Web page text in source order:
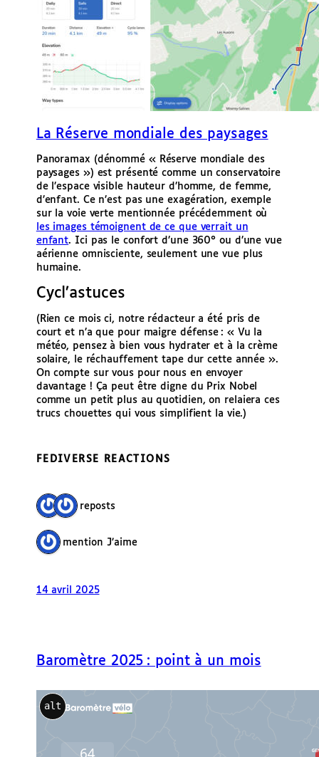
La Réserve mondiale des paysages
Panoramax (dénommé « Réserve mondiale des
paysages ») est présenté comme un conservatoire
de l’espace visible hauteur d’homme, de femme,
d’enfant. Ce n’est pas une exagération, exemple
sur la voie verte mentionnée précédemment où
les images témoignent de ce que verrait un
enfant. Ici pas le confort d’une 360° ou d’une vue
aérienne omnisciente, seulement une vue plus
humaine.
Cycl’astuces
(Rien ce mois ci, notre rédacteur a été pris de
court et n’a que pour maigre défense : « Vu la
météo, pensez à bien vous hydrater et à la crème
solaire, le réchauffement tape dur cette année ».
On compte sur vous pour nous en envoyer
davantage ! Ça peut être digne du Prix Nobel
comme un petit plus au quotidien, on relaiera ces
trucs chouettes qui vous simplifient la vie.)
FEDIVERSE REACTIONS
2 reposts
1 mention J’aime
14 avril 2025
Baromètre 2025 : point à un mois
alt